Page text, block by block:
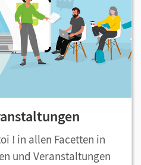
! in allen Facetten in
und Veranstaltungen